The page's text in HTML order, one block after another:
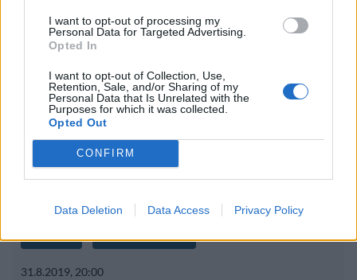
I want to opt-out of processing my
Personal Data for Targeted Advertising.
Opted In
I want to opt-out of Collection, Use,
Retention, Sale, and/or Sharing of my
Personal Data that Is Unrelated with the
Purposes for which it was collected.
Opted Out
CONFIRM
Data Deletion Data Access Privacy Policy
31.8.2019, 20:00